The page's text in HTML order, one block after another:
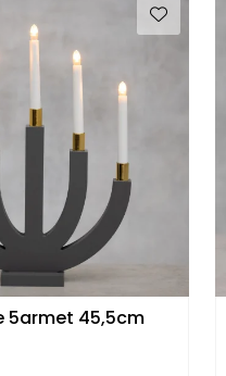
5armet 45,5cm